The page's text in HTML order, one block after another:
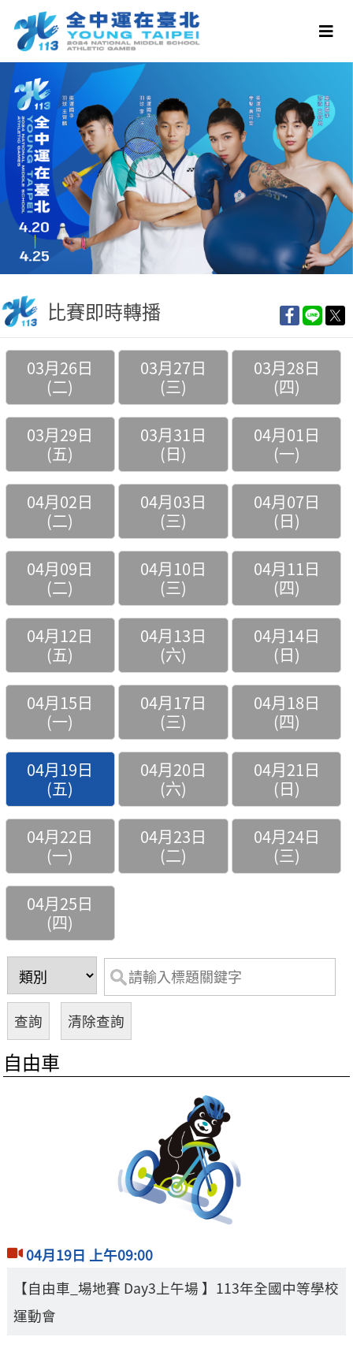
比賽即時轉播
03月26日
(二)
03月27日
(三)
03月28日
(四)
03月29日
(五)
03月31日
(日)
04月01日
(一)
04月02日
(二)
04月03日
(三)
04月07日
(日)
04月09日
(二)
04月10日
(三)
04月11日
(四)
04月12日
(五)
04月13日
(六)
04月14日
(日)
04月15日
(一)
04月17日
(三)
04月18日
(四)
04月19日
(五)
04月20日
(六)
04月21日
(日)
04月22日
(一)
04月23日
(二)
04月24日
(三)
04月25日
(四)
自由車
04月19日 上午09:00
【自由車_場地賽 Day3上午場 】113年全國中等學校
運動會